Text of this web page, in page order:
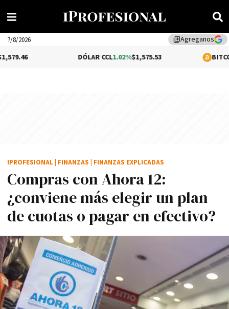
library_addAgreganos
7/8/2026
1.02%$1,575.53 -0.42%
Compras con Ahora 12:
¿conviene más elegir un plan
de cuotas o pagar en efectivo?
IPROFESIONAL FINANZAS FINANZAS EXPLICADAS